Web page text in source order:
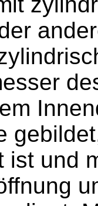
ist und